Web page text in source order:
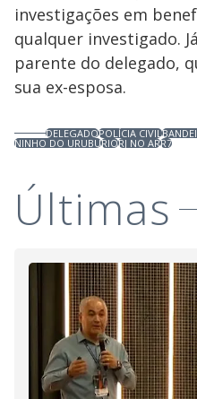
investigações em
qualquer investigado.
parente do delegado,
sua ex-esposa.
DELEGADOPOLÍCIA CIVIL
NINHO DO URUBURIORJ NO ARR7
Últimas